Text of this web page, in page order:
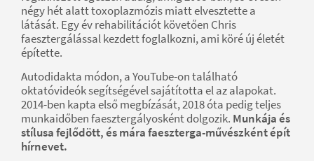
négy hét alatt toxoplazmózis miatt elvesztette a
látását. Egy év rehabilitációt követően Chris
faesztergálással kezdett foglalkozni, ami köré új életét
építette.
Autodidakta módon, a YouTube-on található
oktatóvideók segítségével sajátította el az alapokat.
2014-ben kapta első megbízását, 2018 óta pedig teljes
munkaidőben faesztergályosként dolgozik. Munkája és
stílusa fejlődött, és mára faeszterga-művészként épít
hírnevet.